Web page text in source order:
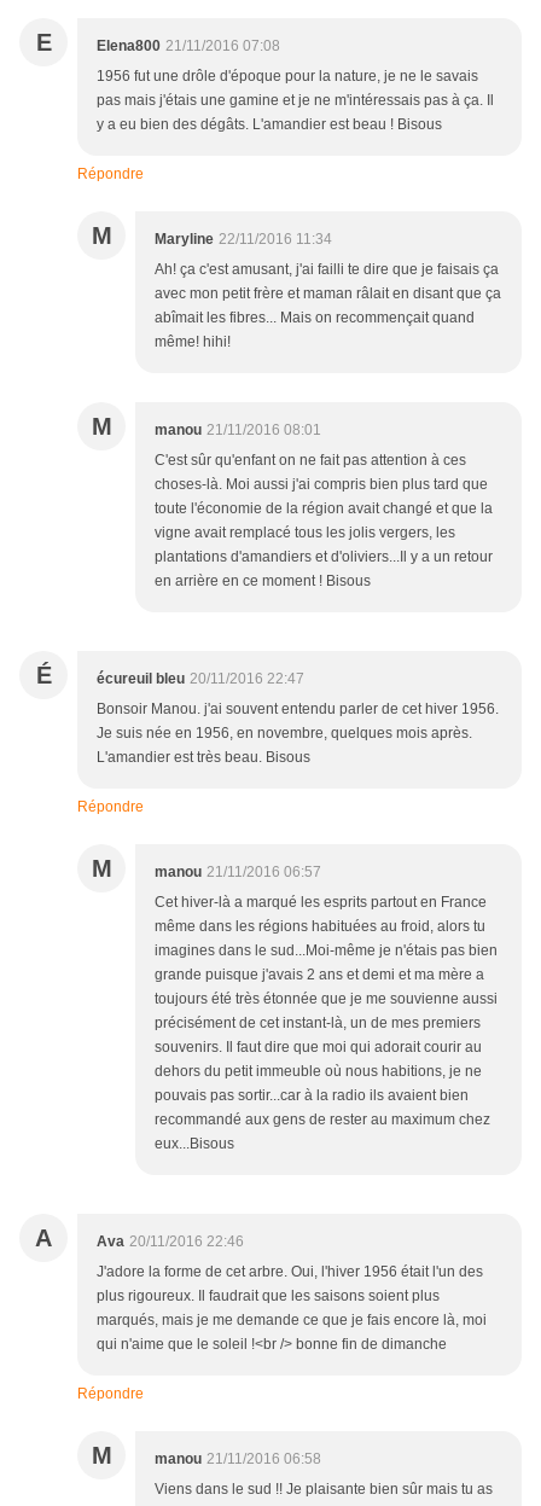
E Elena800 21/11/2016 07:08
1956 fut une drôle d'époque pour la nature, je ne le savais
pas mais j'étais une gamine et je ne m'intéressais pas à ça. Il
y a eu bien des dégâts. L'amandier est beau ! Bisous
Répondre
M Maryline 22/11/2016 11:34
Ah! ça c'est amusant, j'ai failli te dire que je faisais ça
avec mon petit frère et maman râlait en disant que ça
abîmait les fibres... Mais on recommençait quand
même! hihi!
M manou 21/11/2016 08:01
C'est sûr qu'enfant on ne fait pas attention à ces
choses-là. Moi aussi j'ai compris bien plus tard que
toute l'économie de la région avait changé et que la
vigne avait remplacé tous les jolis vergers, les
plantations d'amandiers et d'oliviers...Il y a un retour
en arrière en ce moment ! Bisous
É écureuil bleu 20/11/2016 22:47
Bonsoir Manou. j'ai souvent entendu parler de cet hiver 1956.
Je suis née en 1956, en novembre, quelques mois après.
L'amandier est très beau. Bisous
Répondre
M manou 21/11/2016 06:57
Cet hiver-là a marqué les esprits partout en France
même dans les régions habituées au froid, alors tu
imagines dans le sud...Moi-même je n'étais pas bien
grande puisque j'avais 2 ans et demi et ma mère a
toujours été très étonnée que je me souvienne aussi
précisément de cet instant-là, un de mes premiers
souvenirs. Il faut dire que moi qui adorait courir au
dehors du petit immeuble où nous habitions, je ne
pouvais pas sortir...car à la radio ils avaient bien
recommandé aux gens de rester au maximum chez
eux...Bisous
A Ava 20/11/2016 22:46
J'adore la forme de cet arbre. Oui, l'hiver 1956 était l'un des
plus rigoureux. Il faudrait que les saisons soient plus
marqués, mais je me demande ce que je fais encore là, moi
qui n'aime que le soleil !<br /> bonne fin de dimanche
Répondre
M manou 21/11/2016 06:58
Viens dans le sud !! Je plaisante bien sûr mais tu as